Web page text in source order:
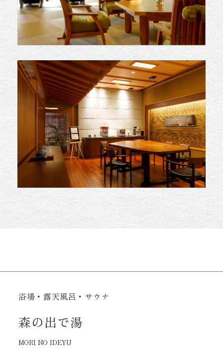
浴場・露天風呂・サウナ
森の出で湯
MORI NO IDEYU